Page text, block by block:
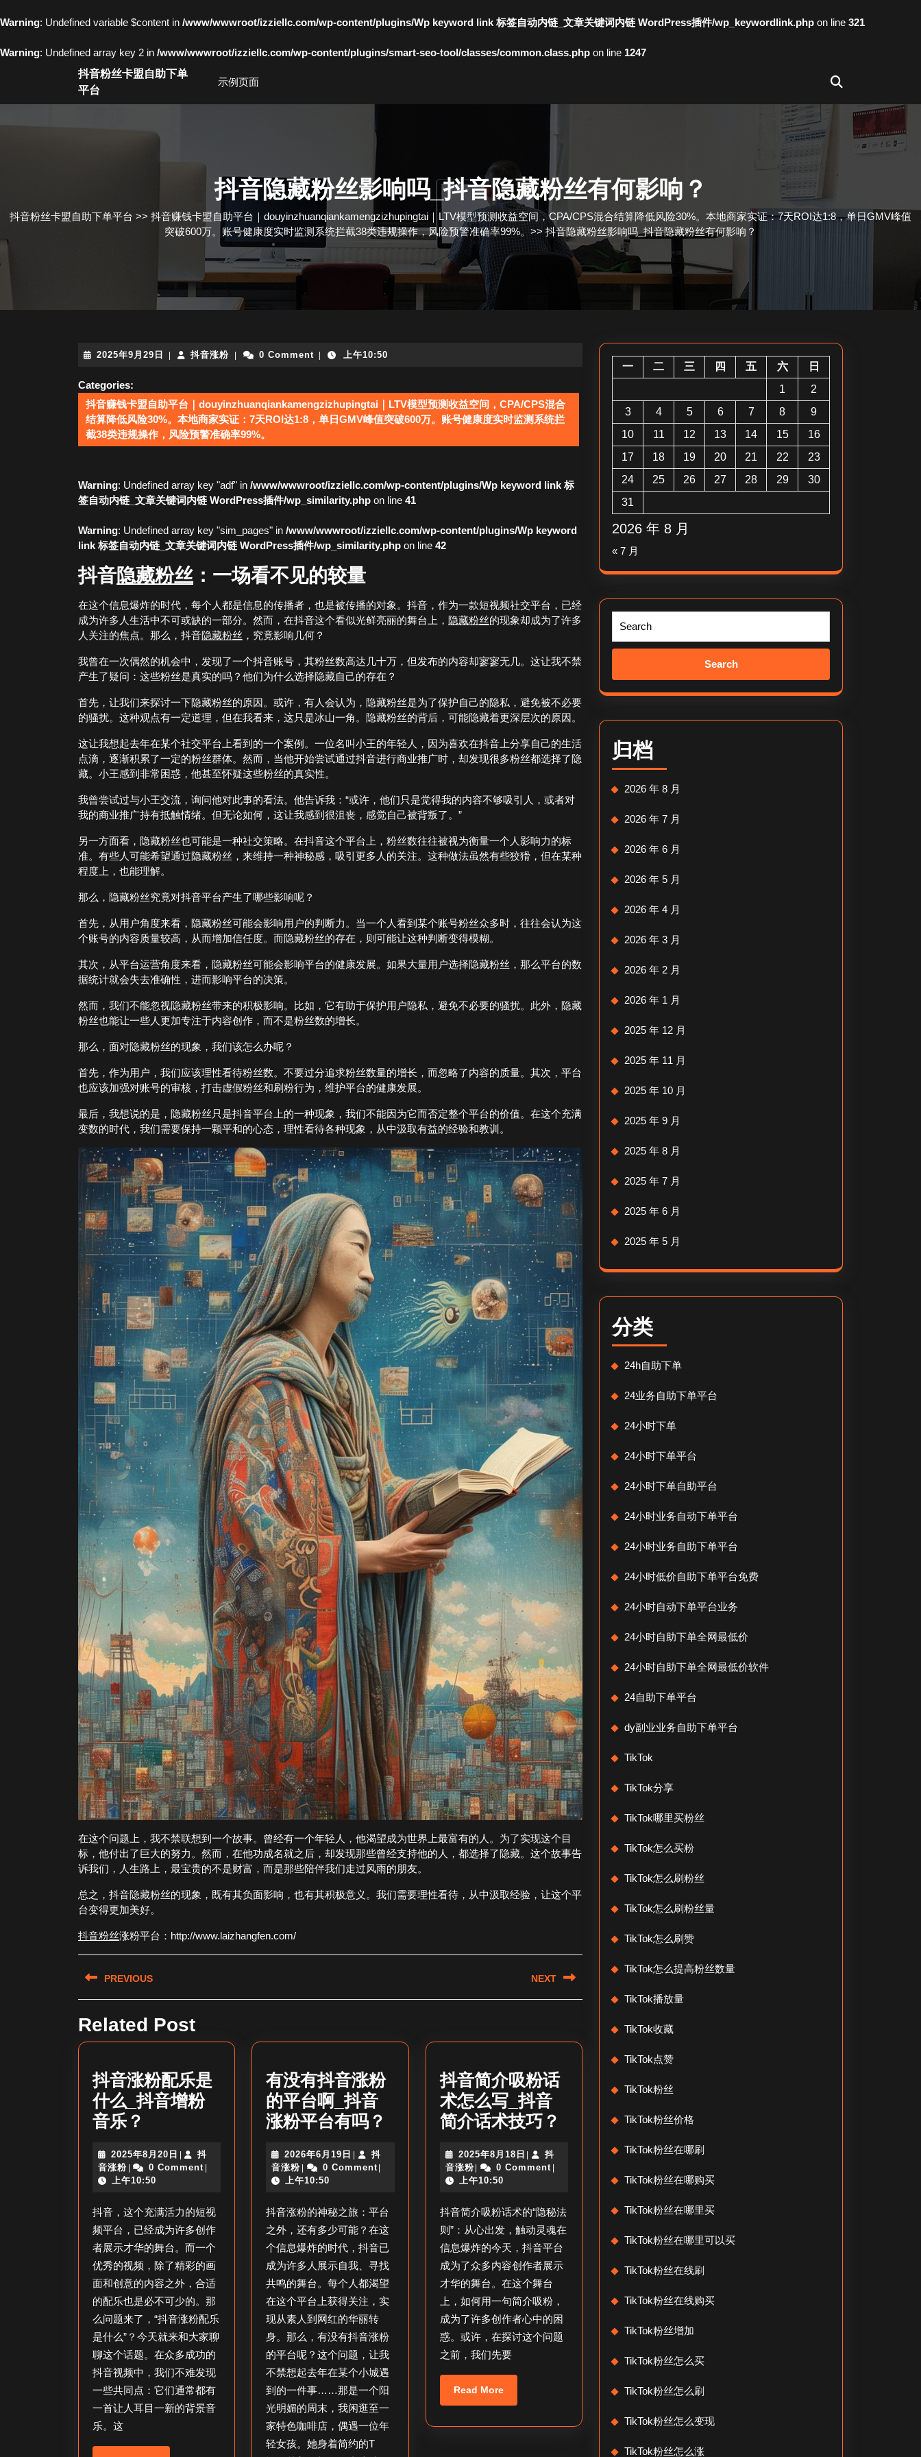
Warning: Undefined variable $content in /www/wwwroot/izziellc.com/wp-content/plugins/Wp keyword link 标签自动内链_文章关键词内链 WordPress插件/wp_keywordlink.php on line 321
Warning: Undefined array key 2 in /www/wwwroot/izziellc.com/wp-content/plugins/smart-seo-tool/classes/common.class.php on line 1247
抖音粉丝卡盟自助下单
平台
示例页面
抖音隐藏粉丝影响吗_抖音隐藏粉丝有何影响？
抖音粉丝卡盟自助下单平台 >> 抖音赚钱卡盟自助平台｜douyinzhuanqiankamengzizhupingtai｜LTV模型预测收益空间，CPA/CPS混合结算降低风险30%。本地商家实证：7天ROI达1:8，单日GMV峰值
突破600万。账号健康度实时监测系统拦截38类违规操作，风险预警准确率99%。>> 抖音隐藏粉丝影响吗_抖音隐藏粉丝有何影响？
2025年9月29日
2025
月
29
日
抖音涨粉 抖
粉
0 Comment 上午10:50
Categories:
抖音赚钱卡盟自助平台｜douyinzhuanqiankamengzizhupingtai｜LTV模型预测收益空间，CPA/CPS混合
结算降低风险30%。本地商家实证：7天ROI达1:8，单日GMV峰值突破600万。账号健康度实时监测系统拦
截38类违规操作，风险预警准确率99%。
Warning: Undefined array key "adf" in /www/wwwroot/izziellc.com/wp-content/plugins/Wp keyword link 标
签自动内链_文章关键词内链 WordPress插件/wp_similarity.php on line 41
Warning: Undefined array key "sim_pages" in /www/wwwroot/izziellc.com/wp-content/plugins/Wp keyword
link 标签自动内链_文章关键词内链 WordPress插件/wp_similarity.php on line 42
抖音隐藏粉丝 ：一场看不见的较量
在这个信息爆炸的时代，每个人都是信息的传播者，也是被传播的对象。抖音，作为一款短视频社交平台，已经
成为许多人生活中不可或缺的一部分。然而，在抖音这个看似光鲜亮丽的舞台上， 隐藏粉丝的现象却成为了许多
人关注的焦点。那么，抖音隐藏粉丝 ，究竟影响几何？
我曾在一次偶然的机会中，发现了一个抖音账号，其粉丝数高达几十万，但发布的内容却寥寥无几。这让我不禁
产生了疑问：这些粉丝是真实的吗？他们为什么选择隐藏自己的存在？
首先，让我们来探讨一下隐藏粉丝的原因。或许，有人会认为，隐藏粉丝是为了保护自己的隐私，避免被不必要
的骚扰。这种观点有一定道理，但在我看来，这只是冰山一角。隐藏粉丝的背后，可能隐藏着更深层次的原因。
这让我想起去年在某个社交平台上看到的一个案例。一位名叫小王的年轻人，因为喜欢在抖音上分享自己的生活
点滴，逐渐积累了一定的粉丝群体。然而，当他开始尝试通过抖音进行商业推广时，却发现很多粉丝都选择了隐
藏。小王感到非常困惑，他甚至怀疑这些粉丝的真实性。
我曾尝试过与小王交流，询问他对此事的看法。他告诉我：“或许，他们只是觉得我的内容不够吸引人，或者对
我的商业推广持有抵触情绪。但无论如何，这让我感到很沮丧，感觉自己被背叛了。”
另一方面看，隐藏粉丝也可能是一种社交策略。在抖音这个平台上，粉丝数往往被视为衡量一个人影响力的标
准。有些人可能希望通过隐藏粉丝，来维持一种神秘感，吸引更多人的关注。这种做法虽然有些狡猾，但在某种
程度上，也能理解。
那么，隐藏粉丝究竟对抖音平台产生了哪些影响呢？
首先，从用户角度来看，隐藏粉丝可能会影响用户的判断力。当一个人看到某个账号粉丝众多时，往往会认为这
个账号的内容质量较高，从而增加信任度。而隐藏粉丝的存在，则可能让这种判断变得模糊。
其次，从平台运营角度来看，隐藏粉丝可能会影响平台的健康发展。如果大量用户选择隐藏粉丝，那么平台的数
据统计就会失去准确性，进而影响平台的决策。
然而，我们不能忽视隐藏粉丝带来的积极影响。比如，它有助于保护用户隐私，避免不必要的骚扰。此外，隐藏
粉丝也能让一些人更加专注于内容创作，而不是粉丝数的增长。
那么，面对隐藏粉丝的现象，我们该怎么办呢？
首先，作为用户，我们应该理性看待粉丝数。不要过分追求粉丝数量的增长，而忽略了内容的质量。其次，平台
也应该加强对账号的审核，打击虚假粉丝和刷粉行为，维护平台的健康发展。
最后，我想说的是，隐藏粉丝只是抖音平台上的一种现象，我们不能因为它而否定整个平台的价值。在这个充满
变数的时代，我们需要保持一颗平和的心态，理性看待各种现象，从中汲取有益的经验和教训。
在这个问题上，我不禁联想到一个故事。曾经有一个年轻人，他渴望成为世界上最富有的人。为了实现这个目
标，他付出了巨大的努力。然而，在他功成名就之后，却发现那些曾经支持他的人，都选择了隐藏。这个故事告
诉我们，人生路上，最宝贵的不是财富，而是那些陪伴我们走过风雨的朋友。
总之，抖音隐藏粉丝的现象，既有其负面影响，也有其积极意义。我们需要理性看待，从中汲取经验，让这个平
台变得更加美好。
抖音粉丝涨粉平台：http://www.laizhangfen.com/
文
章
导
航
PREVIOUS
post:
NEXT
Related Post
抖音涨粉配乐是
什么_抖音增粉
音乐？
涨
粉
配
乐
是
什
么
_
抖
音
增
粉
音
2025年8月20日 2025
年
20
日
抖
音涨粉 抖
音
粉
0 Comment
上午10:50
抖音，这个充满活力的短视
频平台，已经成为许多创作
者展示才华的舞台。而一个
优秀的视频，除了精彩的画
面和创意的内容之外，合适
的配乐也是必不可少的。那
么问题来了，“抖音涨粉配乐
是什么”？今天就来和大家聊
聊这个话题。在众多成功的
抖音视频中，我们不难发现
一些共同点：它们通常都有
一首让人耳目一新的背景音
乐。这
有没有抖音涨粉
的平台啊_抖音
涨粉平台有吗？
涨
粉
的
平
台
_
抖
音
涨
粉
2026年6月19日 2026
年
19
日
抖
音涨粉 抖
音
粉
0 Comment
上午10:50
抖音涨粉的神秘之旅：平台
之外，还有多少可能？在这
个信息爆炸的时代，抖音已
成为许多人展示自我、寻找
共鸣的舞台。每个人都渴望
在这个平台上获得关注，实
现从素人到网红的华丽转
身。那么，有没有抖音涨粉
的平台呢？这个问题，让我
不禁想起去年在某个小城遇
到的一件事……那是一个阳
光明媚的周末，我闲逛至一
家特色咖啡店，偶遇一位年
轻女孩。她身着简约的T
抖音简介吸粉话
术怎么写_抖音
简介话术技巧？
吸
粉
话
术
么
写
_
介
2025年8月18日 2025
年
18
日
抖
音涨粉抖
音
粉
0 Comment
上午10:50
抖音简介吸粉话术的“隐秘法
则”：从心出发，触动灵魂在
信息爆炸的今天，抖音平台
成为了众多内容创作者展示
才华的舞台。在这个舞台
上，如何用一句简介吸粉，
成为了许多创作者心中的困
惑。或许，在探讨这个问题
之前，我们先要
Read MoreRead
More
2026 年 8 月
一 二 三 四 五 六
日
1
2
3
4 5 6 7 8
9
10
11 12 13 14 15
16
17
18 19 20 21 22
23
24
25 26 27 28 29
30
31
« 7 月
Search
归档
2026 年 8 月
2026 年 7 月
2026 年 6 月
2026 年 5 月
2026 年 4 月
2026 年 3 月
2026 年 2 月
2026 年 1 月
2025 年 12 月
2025 年 11 月
2025 年 10 月
2025 年 9 月
2025 年 8 月
2025 年 7 月
2025 年 6 月
2025 年 5 月
分类
24h自助下单
24业务自助下单平台
24小时下单
24小时下单平台
24小时下单自助平台
24小时业务自动下单平台
24小时业务自助下单平台
24小时低价自助下单平台免费
24小时自动下单平台业务
24小时自助下单全网最低价
24小时自助下单全网最低价软件
24自助下单平台
dy副业业务自助下单平台
TikTok
TikTok分享
TikTok哪里买粉丝
TikTok怎么买粉
TikTok怎么刷粉丝
TikTok怎么刷粉丝量
TikTok怎么刷赞
TikTok怎么提高粉丝数量
TikTok播放量
TikTok收藏
TikTok点赞
TikTok粉丝
TikTok粉丝价格
TikTok粉丝在哪刷
TikTok粉丝在哪购买
TikTok粉丝在哪里买
TikTok粉丝在哪里可以买
TikTok粉丝在线刷
TikTok粉丝在线购买
TikTok粉丝增加
TikTok粉丝怎么买
TikTok粉丝怎么刷
TikTok粉丝怎么变现
TikTok粉丝怎么涨